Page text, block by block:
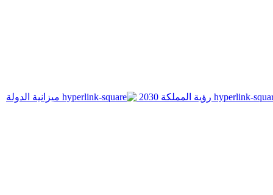
رؤية المملكة 2030 ميزانية الدولة